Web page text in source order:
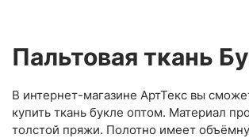
Пальтовая ткань
В интернет-магазине АртТекс вы
купить ткань букле оптом. Материал
толстой пряжи. Полотно имеет